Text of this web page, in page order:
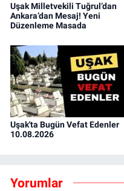
Uşak Milletvekili Tuğrul’dan
Ankara’dan Mesaj! Yeni
Düzenleme Masada
Uşak'ta Bugün Vefat Edenler
10.08.2026
Yorumlar